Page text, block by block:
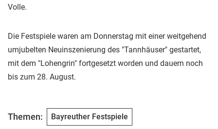
Volle.
Die Festspiele waren am Donnerstag mit einer weitgehend
umjubelten Neuinszenierung des "Tannhäuser" gestartet,
mit dem "Lohengrin" fortgesetzt worden und dauern noch
bis zum 28. August.
Themen: Bayreuther Festspiele